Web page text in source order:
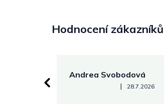
Hodnocení zákazníků
Andrea Svobodová
Hodnocení obchodu je 5 z
| 28.7.2026